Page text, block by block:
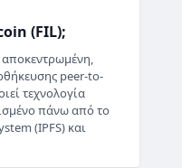
(FIL);
αποκεντρωμένη,
peer-to-
τεχνολογία
πάνω από το
(IPFS) και